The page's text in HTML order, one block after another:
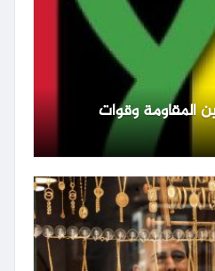
المقاومة وقوات